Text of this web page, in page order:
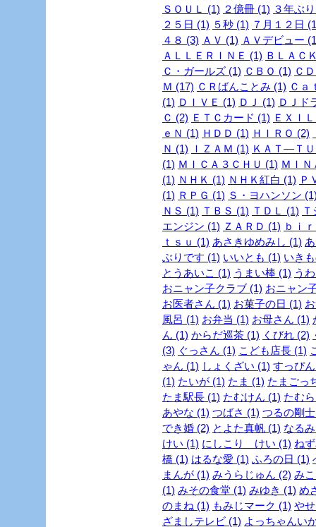
ＳＯＵＬ (1) ２億冊 (1) ３年ぶ
２５日 (1) ５秒 (1) ７月１２日
４８ (3) ＡＶ (1) ＡＶデビュー
ＡＬＬＥＲＩＮＥ (1) ＢＬＡＣ
Ｃ・ガールズ (1) ＣＢＯ (1) Ｃ
Ｍ (17) ＣＲばんことみ (1) Ｃａ
(1) ＤＩＶＥ (1) ＤＪ (1) ＤＪド
Ｃ (2) ＥＴＣカード (1) ＥＸＩ
ｅＮ (1) ＨＤＤ (1) ＨＩＲＯ (2)
Ｎ (1)
ＩＺＡＭ (1) ＫＡＴ―Ｔ
(1) ＭＩＣＡ３ＣＨＵ (1) ＭＩＮ
(1) ＮＨＫ (1) ＮＨＫ紅白 (1) Ｐ
(1) ＲＰＧ (1) Ｓ・ヨハンソン
ＮＳ (1) ＴＢＳ (1) ＴＤＬ (1)
エンジン (1) ＺＡＲＤ (1) ｂｉ
ｔｓｕ (1) あさきゆめみし (1)
ぶりです (1) いいとも (1) いき
とうあいこ (1) うまい棒 (1) う
おニャン子クラブ (1) おニャン
お医者さん (1) お菓子の日 (1)
風呂 (1) お弁当 (1) お母さん (1)
ん (1) からだ巡茶 (1) くびれ (2)
(3) ぐっさん (1) こども店長 (1)
ゃん (1) しょくざい (1) すっぴ
(1) たいが (1) たま (1) たまごっ
たま駅長 (1) たむけん (1) たむ
あやな (1) つばさ (1) つるの剛
でき婚 (2) とよた真帆 (1) なる
けい (1) にしこり けい (1) ね
橋 (1) はるな愛 (1) ふろの日 (1)
まんが (1) みうらじゅん (2) み
(1) みその食堂 (1) みゆき (1) め
のまね (1) もみじマーク (1) や
ざましテレビ (1) よっちゃんい